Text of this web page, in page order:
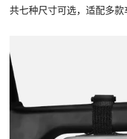
共七种尺寸可选，适配多款